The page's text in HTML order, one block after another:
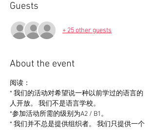
Guests
+ 25 other guests
About the event
阅读：
* 我们的活动对希望说一种以前学过的语言的
人开放。 我们不是语言学校。
*参加活动所需的级别为A2 / B1。
* 我们并不总是提供组织者。 我们只提供一个